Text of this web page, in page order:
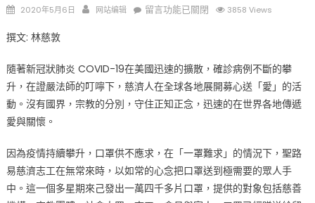
Posted
2020年5月6日 Author
网站编辑
在
疫
情
警
愛〉
中
留言功能已關閉 3858 Views
撰文: 林慈敦
隨著新冠狀肺炎 COVID-19在美國迅速的擴散，確診病例不斷的攀
升，在證嚴法師的叮嚀下，慈濟人在全球各地展開募心送「愛」的活
動。沒有國界，宗教的分別，守住正知正念，迅速的在世界各地傳遞
愛與關懷。
因為疫情持續攀升，口罩供不應求，在「一罩難求」的情況下，聖路
易慈濟志工在無常來時，以如常的心念把口罩送到極需要的眾人手
中。這一個多星期來己發出一萬四千多片口罩，提供的對象包括慈善